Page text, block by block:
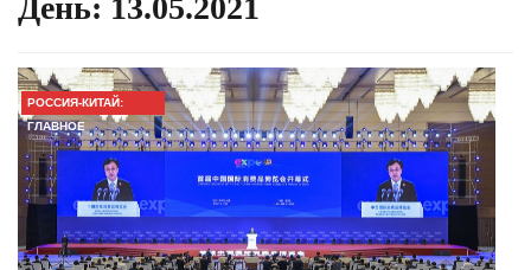
День: 13.05.2021
РОССИЯ-КИТАЙ:
ГЛАВНОЕ